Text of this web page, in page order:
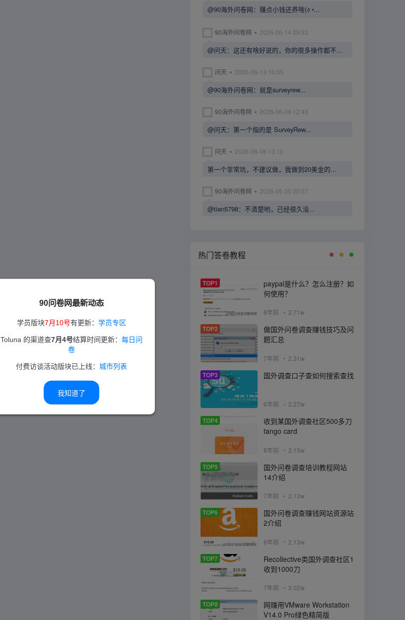
90问卷网最新动态
学员版块7月10号有更新： 学员专区
Toluna 的渠道查7月4号结算时间更新： 每日问
卷
付费访谈活动版块已上线： 城市列表
我知道了
@90海外问卷网：赚点小钱还养啥(ง •...
90海外问卷网 2026-06-14 09:33
@问天：这还有啥好说的，你的很多操作都不...
问天 2026-06-13 16:05
@90海外问卷网：就是surveyrew...
90海外问卷网 2026-06-09 12:48
@问天：第一个指的是 SurveyRew...
问天 2026-06-08 13:10
第一个非常坑，不建议做，我做到20美金的...
90海外问卷网 2026-05-30 20:57
@tian5798：不清楚哟，已经很久没...
热门答卷教程
TOP1
paypal是什么？怎么注册？如
何使用？
8年前 2.71w
TOP2
做国外问卷调查赚钱技巧及问
题汇总
7年前 2.31w
TOP3 国外调查口子查如何搜索查找
6年前 2.27w
TOP4
收到某国外调查社区500多刀
tango card
8年前 2.15w
TOP5
国外问卷调查培训教程网站
14介绍
7年前 2.13w
TOP6
国外问卷调查赚钱网站资源站
2介绍
8年前 2.13w
TOP7
Recollective类国外调查社区1
收到1000刀
7年前 2.02w
TOP8
网赚用VMware Workstation
V14.0 Pro绿色精简版